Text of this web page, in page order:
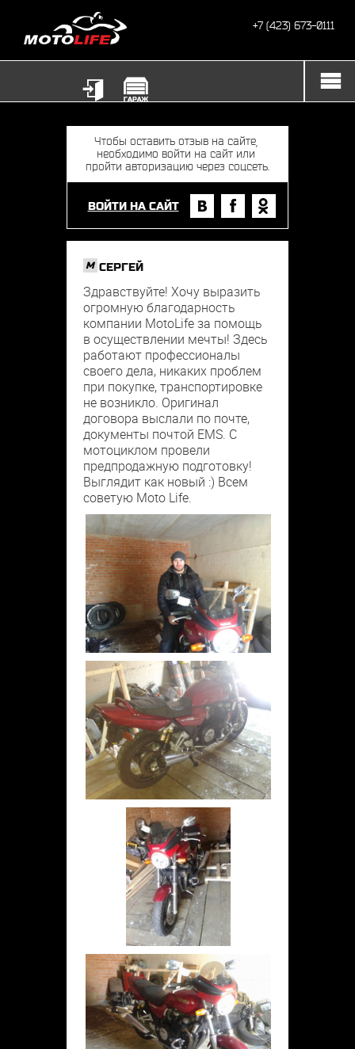
+7 (423) 673-0111
ВОЙТИ НА САЙТ
M СЕРГЕЙ
Здравствуйте! Хочу выразить
огромную благодарность
компании MotoLife за помощь
в осуществлении мечты! Здесь
работают профессионалы
своего дела, никаких проблем
при покупке, транспортировке
не возникло. Оригинал
договора выслали по почте,
документы почтой EMS. С
мотоциклом провели
предпродажную подготовку!
Выглядит как новый :) Всем
советую Moto Life.